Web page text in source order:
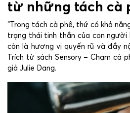
từ những tách cà
“Trong tách cà phê, thứ có khả
trạng thái tinh thần của con người
còn là hương vị quyến rũ và đầy
Trích từ sách Sensory – Chạm cà
giả Julie Dang.